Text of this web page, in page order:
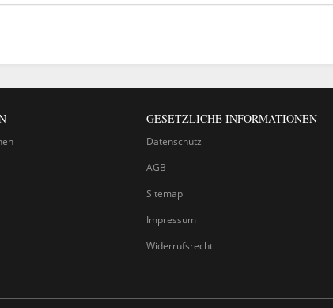
GESETZLICHE INFORMATIONEN
Datenschutz
AGB
Sitemap
Impressum
Widerrufsrecht